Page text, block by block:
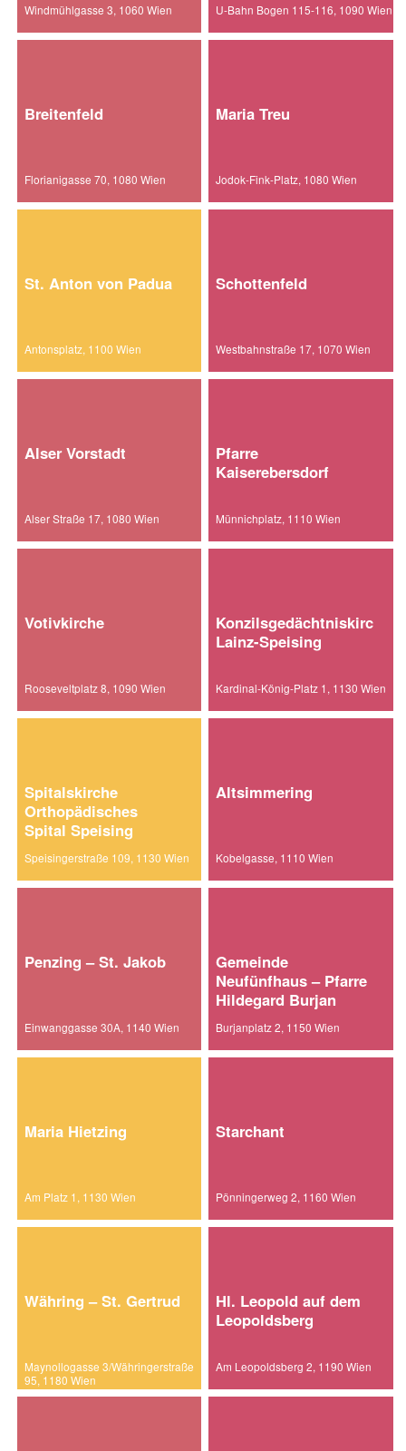
Windmühlgasse 3, 1060 Wien U-Bahn Bogen 115-116, 1090 Wien
Breitenfeld
Florianigasse 70, 1080 Wien
Maria Treu
Jodok-Fink-Platz, 1080 Wien
St. Anton von Padua
Antonsplatz, 1100 Wien
Schottenfeld
Westbahnstraße 17, 1070 Wien
Alser Vorstadt
Alser Straße 17, 1080 Wien
Pfarre
Kaiserebersdorf
Münnichplatz, 1110 Wien
Votivkirche
Rooseveltplatz 8, 1090 Wien
Konzilsgedächtniskirche
Lainz-Speising
Kardinal-König-Platz 1, 1130 Wien
Spitalskirche
Orthopädisches
Spital Speising
Speisingerstraße 109, 1130 Wien
Altsimmering
Kobelgasse, 1110 Wien
Penzing – St. Jakob
Einwanggasse 30A, 1140 Wien
Gemeinde
Neufünfhaus – Pfarre
Hildegard Burjan
Burjanplatz 2, 1150 Wien
Maria Hietzing
Am Platz 1, 1130 Wien
Starchant
Pönningerweg 2, 1160 Wien
Währing – St. Gertrud
Maynollogasse 3/Währingerstraße
95, 1180 Wien
Hl. Leopold auf dem
Leopoldsberg
Am Leopoldsberg 2, 1190 Wien